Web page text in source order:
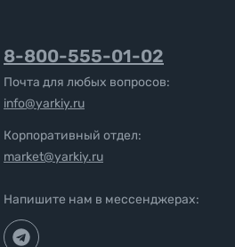
8-800-555-01-02
Почта для любых вопросов:
info@yarkiy.ru
Корпоративный отдел:
market@yarkiy.ru
Напишите нам в мессенджерах: